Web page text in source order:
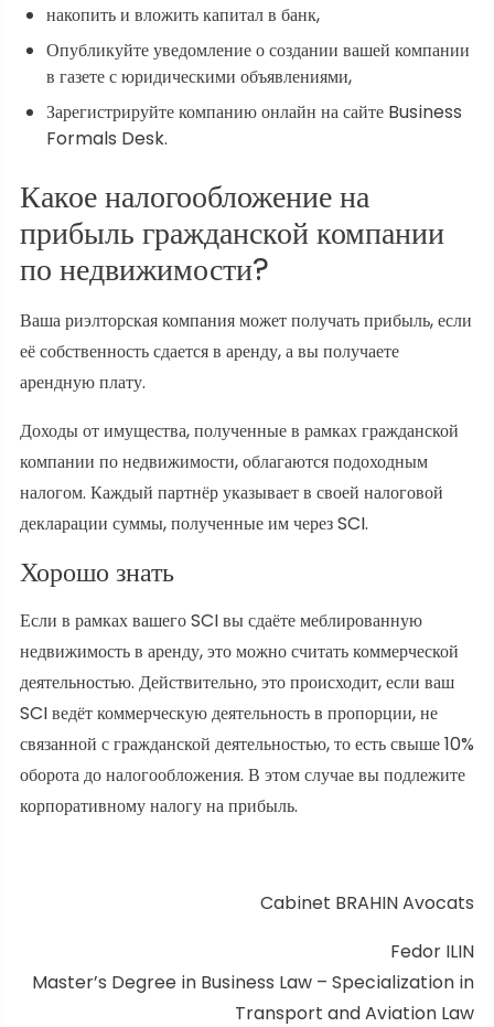
накопить и вложить капитал в банк,
Опубликуйте уведомление о создании вашей компании
в газете с юридическими объявлениями,
Зарегистрируйте компанию онлайн на сайте Business
Formals Desk.
Какое налогообложение на
прибыль гражданской компании
по недвижимости?
Ваша риэлторская компания может получать прибыль, если
её собственность сдается в аренду, а вы получаете
арендную плату.
Доходы от имущества, полученные в рамках гражданской
компании по недвижимости, облагаются подоходным
налогом. Каждый партнёр указывает в своей налоговой
декларации суммы, полученные им через SCI.
Хорошо знать
Если в рамках вашего SCI вы сдаёте меблированную
недвижимость в аренду, это можно считать коммерческой
деятельностью. Действительно, это происходит, если ваш
SCI ведёт коммерческую деятельность в пропорции, не
связанной с гражданской деятельностью, то есть свыше 10%
оборота до налогообложения. В этом случае вы подлежите
корпоративному налогу на прибыль.
Cabinet BRAHIN Avocats
Fedor ILIN
Master’s Degree in Business Law – Specialization in
Transport and Aviation Law